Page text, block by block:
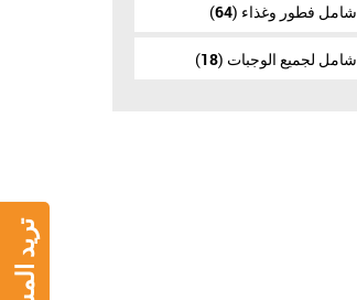
شامل فطور وغذاء 64
شامل لجميع الوجبات 18